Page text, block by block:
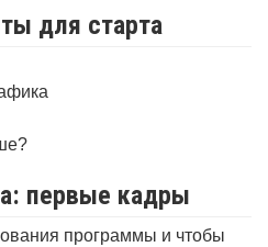
для старта
первые кадры
программы и чтобы